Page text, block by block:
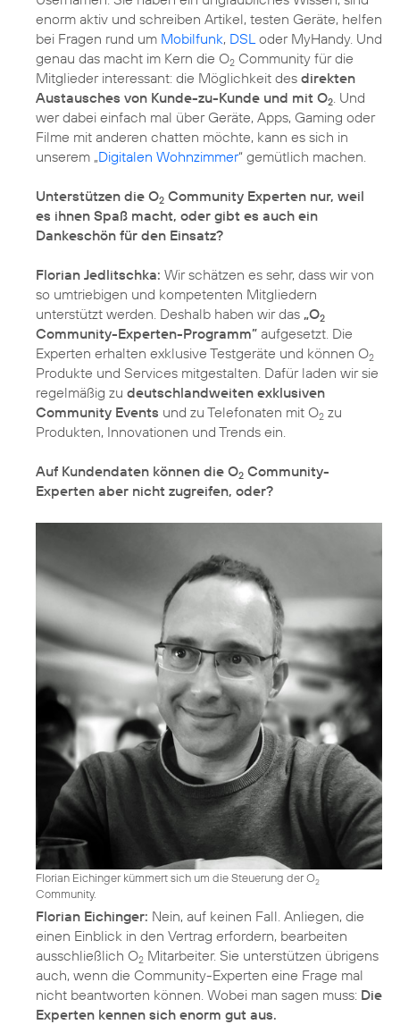
enorm aktiv und schreiben Artikel, testen Geräte, helfen
bei Fragen rund um Mobilfunk, DSLoder MyHandy. Und
genau das macht im Kern die O2 Community für die
Mitglieder interessant: die Möglichkeit des direkten
Austausches von Kunde-zu-Kunde und mit O2. Und
wer dabei einfach mal über Geräte, Apps, Gaming oder
Filme mit anderen chatten möchte, kann es sich in
unserem „Digitalen Wohnzimmer“ gemütlich machen.
Unterstützen die O2 Community Experten nur, weil
es ihnen Spaß macht, oder gibt es auch ein
Dankeschön für den Einsatz?
Florian Jedlitschka: Wir schätzen es sehr, dass wir von
so umtriebigen und kompetenten Mitgliedern
unterstützt werden. Deshalb haben wir das „O2
Community-Experten-Programm” aufgesetzt. Die
Experten erhalten exklusive Testgeräte und können O2
Produkte und Services mitgestalten. Dafür laden wir sie
regelmäßig zu deutschlandweiten exklusiven
Community Events und zu Telefonaten mit O2 zu
Produkten, Innovationen und Trends ein.
Auf Kundendaten können die O2 Community-
Experten aber nicht zugreifen, oder?
Florian Eichinger kümmert sich um die Steuerung der O2
Community.
Florian Eichinger: Nein, auf keinen Fall. Anliegen, die
einen Einblick in den Vertrag erfordern, bearbeiten
ausschließlich O2 Mitarbeiter. Sie unterstützen übrigens
auch, wenn die Community-Experten eine Frage mal
nicht beantworten können. Wobei man sagen muss: Die